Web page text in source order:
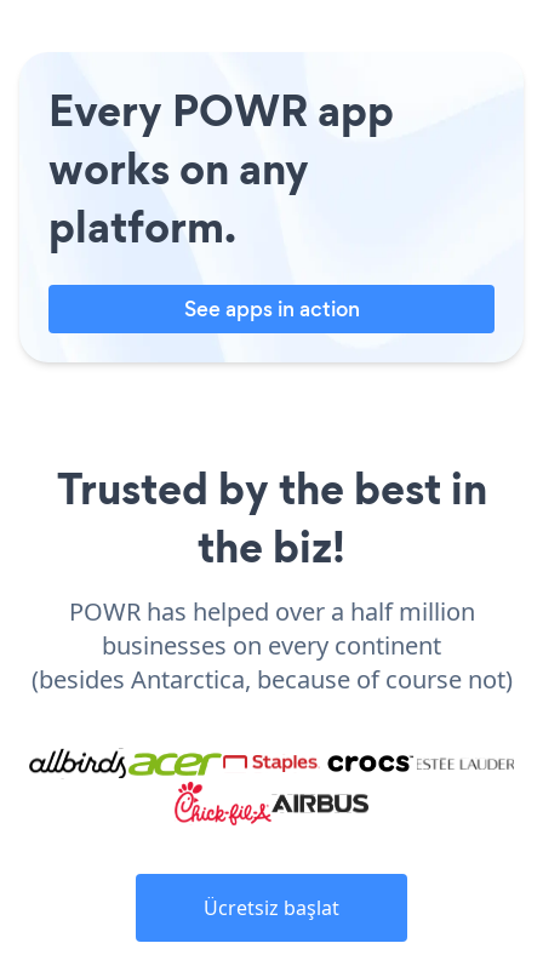
Every POWR app
works on any
platform.
See apps in action
Trusted by the best in
the biz!
POWR has helped over a half million
businesses on every continent
(besides Antarctica, because of course not)
Ücretsiz başlat